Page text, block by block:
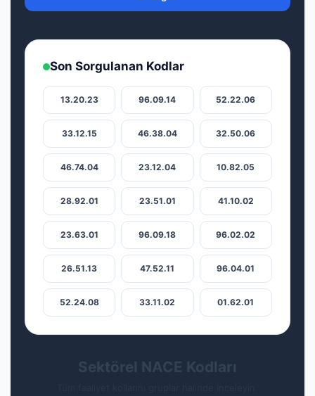
Son Sorgulanan Kodlar
13.20.23 96.09.14 52.22.06
33.12.15 46.38.04 32.50.06
46.74.04 23.12.04 10.82.05
28.92.01 23.51.01 41.10.02
23.63.01 96.09.18 96.02.02
26.51.13 47.52.11 96.04.01
52.24.08 33.11.02 01.62.01
Sektörel NACE Kodları